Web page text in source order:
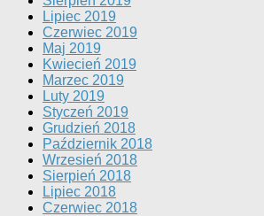
Lipiec 2019
Czerwiec 2019
Maj 2019
Kwiecień 2019
Marzec 2019
Luty 2019
Styczeń 2019
Grudzień 2018
Październik 2018
Wrzesień 2018
Sierpień 2018
Lipiec 2018
Czerwiec 2018